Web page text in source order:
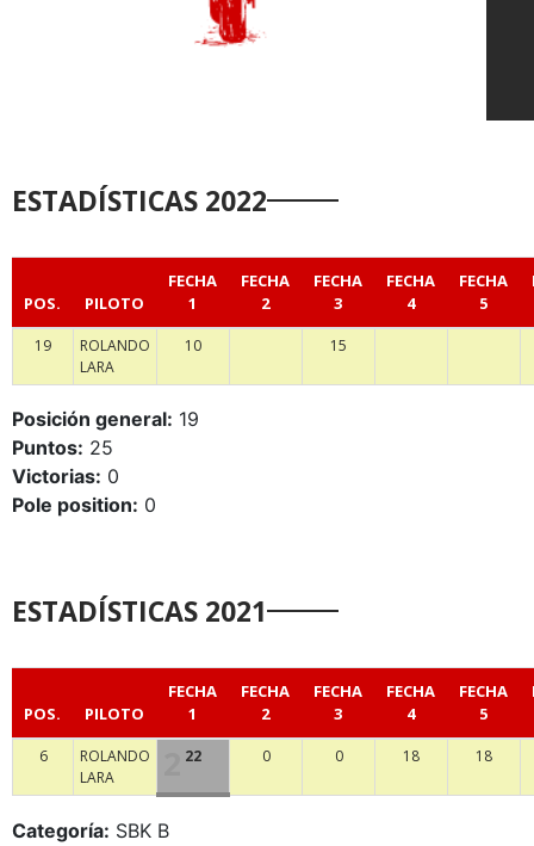
ESTADÍSTICAS 2022
POS. PILOTO
FECHA
1
FECHA
2
FECHA
3
FECHA
4
FECHA
5
19
ROLANDO
LARA
10 15
Posición general: 19
Puntos: 25
Victorias: 0
Pole position: 0
ESTADÍSTICAS 2021
POS. PILOTO
FECHA
1
FECHA
2
FECHA
3
FECHA
4
FECHA
5
6
ROLANDO
LARA
22 0 0 18 18
Categoría: SBK B